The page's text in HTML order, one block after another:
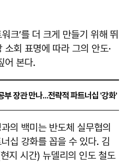
크’를 더 크게 만들기 위해 뛰
회 표명에 따라 그의 안도·
어 본다.
장관 만나...전략적 파트너십 '강화'
의 백미는 반도체 실무협의
십 강화를 꼽을 수 있다. 김
지 시간) 뉴델리의 인도 철도